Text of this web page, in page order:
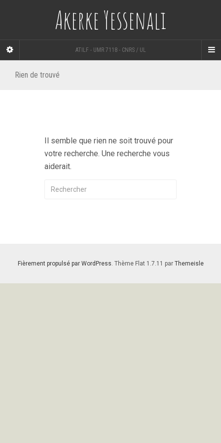
Akerke Yessenali
ATILF - UMR 7118 - CNRS / UL
Rien de trouvé
Il semble que rien ne soit trouvé pour
votre recherche. Une recherche vous
aiderait.
Fièrement propulsé par WordPress. Thème Flat 1.7.11 par Themeisle